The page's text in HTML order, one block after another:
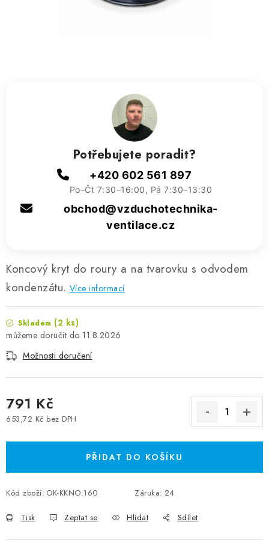
Kontakty
Koncový kryt do roury a na tvarovku s odvodem
kondenzátu. Více informací
Skladem (2 ks)
11.8.2026
Možnosti doručení
791 Kč
653,72 Kč bez DPH
PŘIDAT DO KOŠÍKU
Kód zboží: OK-KKNO.160 Záruka: 24
Tisk Zeptat se Hlídat Sdílet
Potřebujete poradit?
+420 602 561 897
Po–Čt 7:30–16:00, Pá 7:30–13:30
obchod@vzduchotechnika-
ventilace.cz